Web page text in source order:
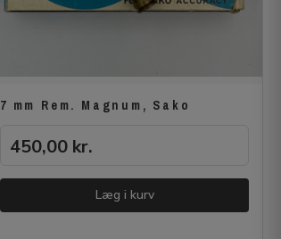
7 mm Rem. Magnum, Sako
450,00 kr.
Læg i kurv